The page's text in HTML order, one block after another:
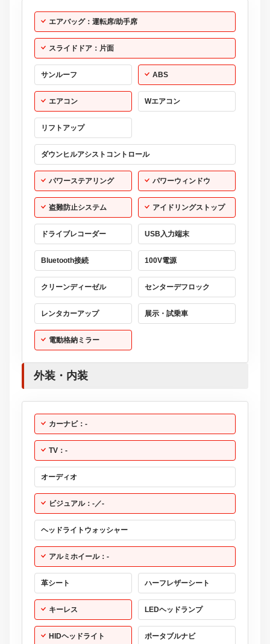
エアバッグ：運転席/助手席
スライドドア：片面
サンルーフ ABS
エアコン Wエアコン
リフトアップ
ダウンヒルアシストコントロール
パワーステアリング パワーウィンドウ
盗難防止システム アイドリングストップ
ドライブレコーダー USB入力端末
Bluetooth接続 100V電源
クリーンディーゼル センターデフロック
レンタカーアップ 展示・試乗車
電動格納ミラー
外装・内装
カーナビ：-
TV：-
オーディオ
ビジュアル：-／-
ヘッドライトウォッシャー
アルミホイール：-
革シート ハーフレザーシート
キーレス LEDヘッドランプ
HIDヘッドライト ポータブルナビ